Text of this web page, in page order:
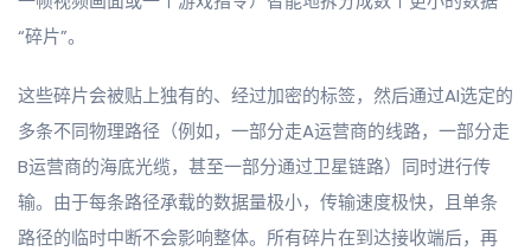
“碎片”。
这些碎片会被贴上独有的、经过加密的标签，然后通过AI选定的
多条不同物理路径（例如，一部分走A运营商的线路，一部分走
B运营商的海底光缆，甚至一部分通过卫星链路）同时进行传
输。由于每条路径承载的数据量极小，传输速度极快，且单条
路径的临时中断不会影响整体。所有碎片在到达接收端后，再